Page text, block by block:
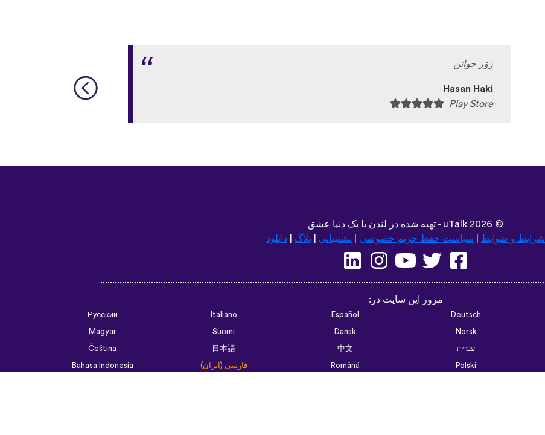
زۆر جوانن
Hasan Haki
Play Store
©
uTalk 2026 - تهیه شده در لندن با یک دنیا عشق
شرایط و ضوابط
سیاست حفظ حریم خصوصی پشتیبانی بلاگ دانلود
مرور این سایت در:
Deutsch
Español
Italiano
Русский
Norsk
Dansk
Suomi
Magyar
עברית 中文
日本語
Čeština
Polski
Română فارسی (ایران)
Bahasa Indonesia